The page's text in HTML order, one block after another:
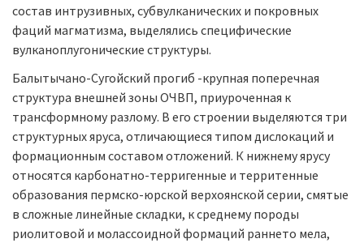
состав интрузивных, субвулканических и покровных
фаций магматизма, выделялись специфические
вулканоплугонические структуры.
Балытычано-Сугойский прогиб -крупная поперечная
структура внешней зоны ОЧВП, приуроченная к
трансформному разлому. В его строении выделяются три
структурных яруса, отличающиеся типом дислокаций и
формационным составом отложений. К нижнему ярусу
относятся карбонатно-терригенные и территенные
образования пермско-юрской верхоянской серии, смятые
в сложные линейные складки, к среднему породы
риолитовой и молассоидной формаций раннето мела,